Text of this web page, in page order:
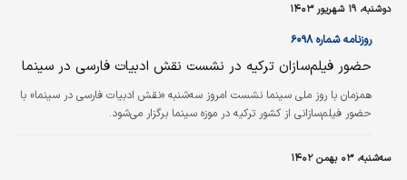
دوشنبه، ۱۹ شهریور ۱۴۰۳
روزنامه شماره ۶۰۹۸
حضور فیلم‌سازان ترکیه در نشست نقش ادبیات فارسی در سینما
همزمان با روز ملی سینما نشست امروز سه‌شنبه «نقش ادبیات فارسی در سینما» با
حضور فیلم‌سازانی از کشور ترکیه در موزه سینما برگزار می‌شود.
سه‌شنبه، ۰۳ بهمن ۱۴۰۲